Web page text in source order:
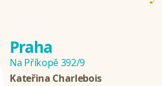
Praha
Na Příkopě 392/9
Kateřina Charlebois